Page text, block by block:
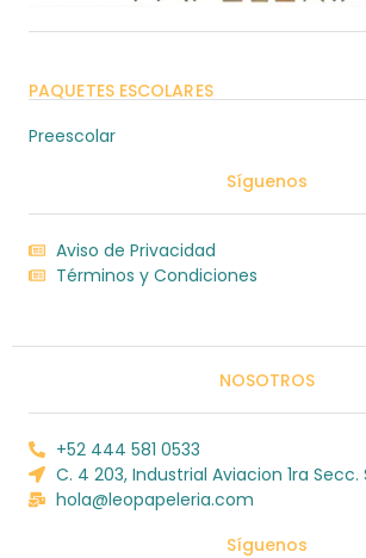
PAQUETES ESCOLARES
Preescolar
Síguenos
Aviso de Privacidad
Términos y Condiciones
NOSOTROS
+52 444 581 0533
C. 4 203, Industrial Aviacion 1ra Secc.
hola@leopapeleria.com
Síguenos